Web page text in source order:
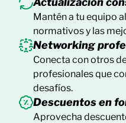
Mantén a tu equipo
normativos y las
Networking
Conecta con otros
profesionales que
desafíos.
Descuentos en
Aprovecha